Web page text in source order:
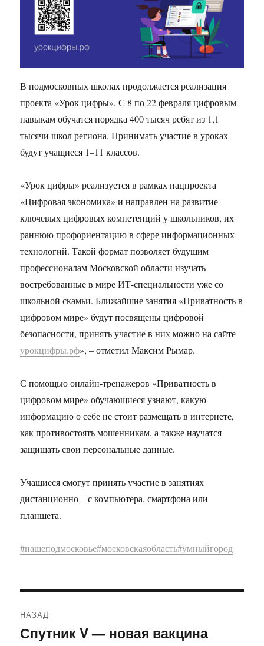
В подмосковных школах продолжается реализация
проекта «Урок цифры». С 8 по 22 февраля цифровым
навыкам обучатся порядка 400 тысяч ребят из 1,1
тысячи школ региона. Принимать участие в уроках
будут учащиеся 1–11 классов.
«Урок цифры» реализуется в рамках нацпроекта
«Цифровая экономика» и направлен на развитие
ключевых цифровых компетенций у школьников, их
раннюю профориентацию в сфере информационных
технологий. Такой формат позволяет будущим
профессионалам Московской области изучать
востребованные в мире ИТ-специальности уже со
школьной скамьи. Ближайшие занятия «Приватность в
цифровом мире» будут посвящены цифровой
безопасности, принять участие в них можно на сайте
урокцифры.рф», – отметил Максим Рымар.
С помощью онлайн-тренажеров «Приватность в
цифровом мире» обучающиеся узнают, какую
информацию о себе не стоит размещать в интернете,
как противостоять мошенникам, а также научатся
защищать свои персональные данные.
Учащиеся смогут принять участие в занятиях
дистанционно – с компьютера, смартфона или
планшета.
#нашеподмосковье#московскаяобласть#умныйгород
по
НАЗАД
Предыдущая
Спутник V — новая вакцина